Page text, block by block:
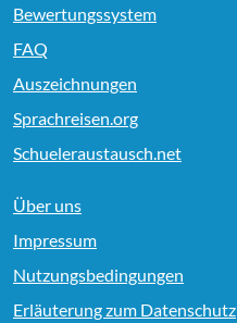
Bewertungssystem
FAQ
Auszeichnungen
Sprachreisen.org
Schueleraustausch.net
Über uns
Impressum
Nutzungsbedingungen
Erläuterung zum Datenschutz